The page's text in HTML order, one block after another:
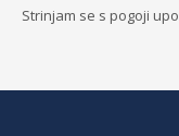
Strinjam se s pogoji